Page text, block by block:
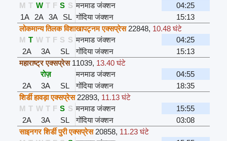
M T W T F S S मनमाड जंक्शन
04:25
1A
2A 3A SL गोंदिया जंक्शन
15:13
लोकमान्य तिलक विशाखापट्नम एक्सप्रेस 22848, 10.48 घंटे
M T W T F S S मनमाड जंक्शन
04:25
2A
3A SL गोंदिया जंक्शन
15:13
महाराष्ट्र एक्सप्रेस 11039, 13.40 घंटे
रोज़
मनमाड जंक्शन
04:55
2A
3A SL गोंदिया जंक्शन
18:35
शिर्डी हावड़ा एक्सप्रेस 22893, 11.13 घंटे
M T W T F S S मनमाड जंक्शन
15:55
2A
3A SL गोंदिया जंक्शन
03:08
साइनगर शिर्डी पुरी एक्सप्रेस 20858, 11.23 घंटे